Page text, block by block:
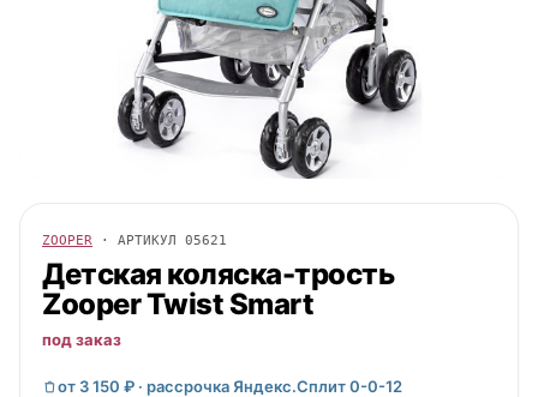
ZOOPER · АРТИКУЛ 05621
Детская коляска-трость
ZooperTwist Smart
под заказ
от 3 150 ₽ · рассрочка Яндекс.Сплит 0-0-12